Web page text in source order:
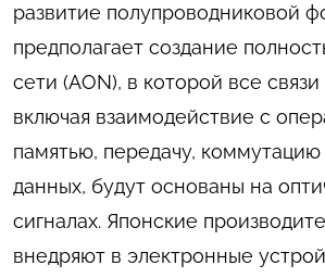
развитие полупроводниковой
предполагает создание
сети (AON), в которой все
включая взаимодействие с
памятью, передачу,
данных, будут основаны на
сигналах. Японские
внедряют в электронные